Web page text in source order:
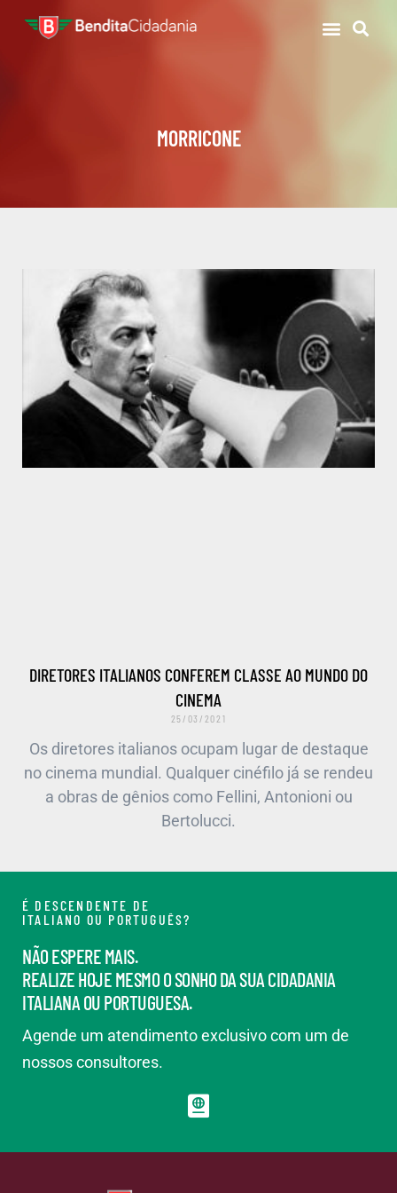
MORRICONE
DIRETORES ITALIANOS CONFEREM CLASSE AO MUNDO DO
CINEMA
25/03/2021
Os diretores italianos ocupam lugar de destaque
no cinema mundial. Qualquer cinéfilo já se rendeu
a obras de gênios como Fellini, Antonioni ou
Bertolucci.
É DESCENDENTE DE
ITALIANO OU PORTUGUÊS?
NÃO ESPERE MAIS.
REALIZE HOJE MESMO O SONHO DA SUA CIDADANIA
ITALIANA OU PORTUGUESA.
Agende um atendimento exclusivo com um de
nossos consultores.